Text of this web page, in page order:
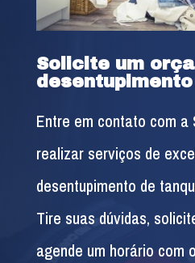
Solicite um
Entre em contato com a
realizar serviços de
desentupimento de
Tire suas dúvidas,
agende um horário com